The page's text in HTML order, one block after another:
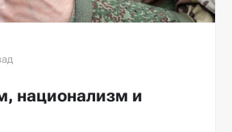
национализм и